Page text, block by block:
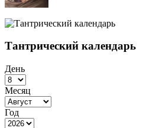
Тантрический календарь
День
Месяц
Год